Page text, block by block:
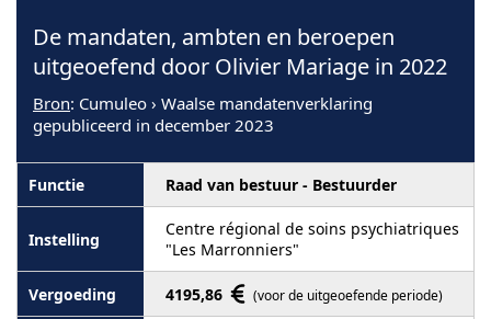
De mandaten, ambten en beroepen
uitgeoefend door Olivier Mariage in 2022
Bron: Cumuleo › Waalse mandatenverklaring
gepubliceerd in december 2023
Raad van bestuur - Bestuurder
Centre régional de soins psychiatriques
"Les Marronniers"
4195,86 (voor de uitgeoefende periode)